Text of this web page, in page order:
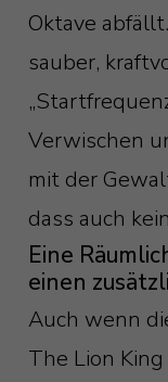
Oktave
sauber,
Verwischen
mit der
dass auch
Eine
einen
Auch wenn
The Lion